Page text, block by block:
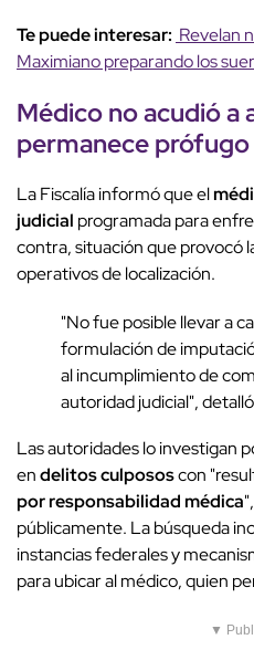
Te puede interesar: Revelan
Maximiano preparando los
Médico no acudióa
permaneceprófugo
La Fiscalía informó que el
judicial programada para
contra, situación que provocó
operativos de localización.
"No fue posible llevar a
formulación de
al incumplimiento de
autoridad judicial",
Las autoridades lo investigan
endelitos culpososcon
por responsabilidad médica
públicamente. La búsqueda
instancias federales y
para ubicar al médico, quien
▼